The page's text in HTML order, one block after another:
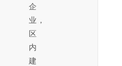
企
业，
区
内
建